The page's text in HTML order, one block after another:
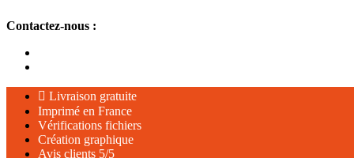
au
Contactez-nous :
Livraison gratuite
Imprimé en France
Vérifications fichiers
Création graphique
Avis clients 5/5